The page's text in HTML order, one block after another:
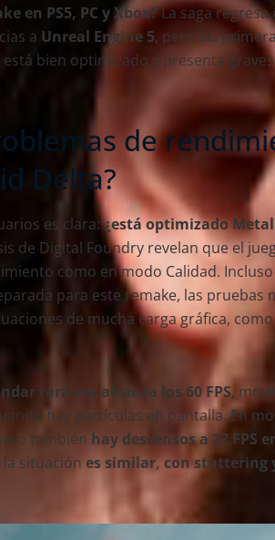
en PS5, PC y Xbox?La saga regresa
a Unreal Engine 5, pero las
bien optimizado y presenta
de
Delta?
es clara:¿está optimizado Metal
de Digital Foundry revelan que el
como en modo Calidad.
para este remake, las pruebas
de mucha carga gráfica,
rara vez alcanza los 60 FPS,
hay partículas en pantalla. En
también hay descensos a 27 FPS
la situación es similar, con stuttering